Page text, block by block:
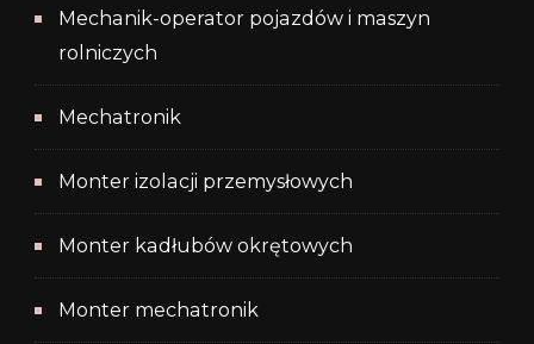
Mechanik-operator pojazdów i maszyn
rolniczych
Mechatronik
Monter izolacji przemysłowych
Monter kadłubów okrętowych
Monter mechatronik